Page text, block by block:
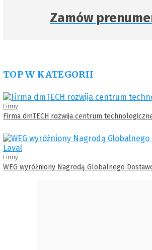
Zamów
TOP W KATEGORII
Firmy
Firma dmTECH rozwija centrum
Firmy
WEG wyróżniony Nagrodą Globalnego